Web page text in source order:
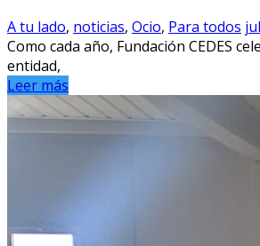
A tu lado, noticias, Ocio, Para todos
Como cada año, Fundación CEDES
entidad,
Leer más